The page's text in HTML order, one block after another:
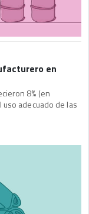
en
8% (en
adecuado de las